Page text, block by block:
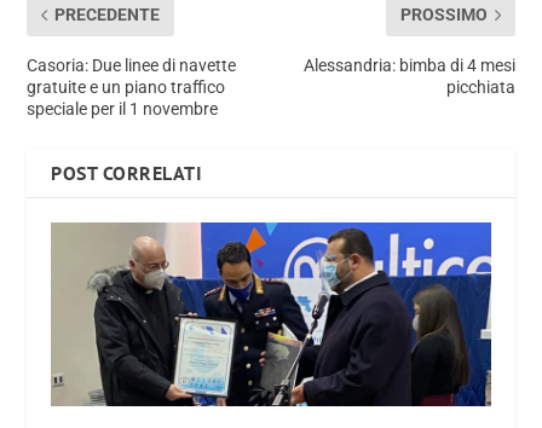
PRECEDENTE
Casoria: Due linee di navette
gratuite e un piano traffico
speciale per il 1 novembre
PROSSIMO
Alessandria: bimba di 4 mesi
picchiata
POST CORRELATI